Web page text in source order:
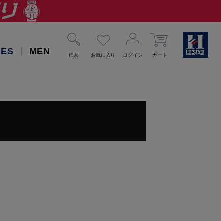
MEN 検索 お気に入り ログイン カート